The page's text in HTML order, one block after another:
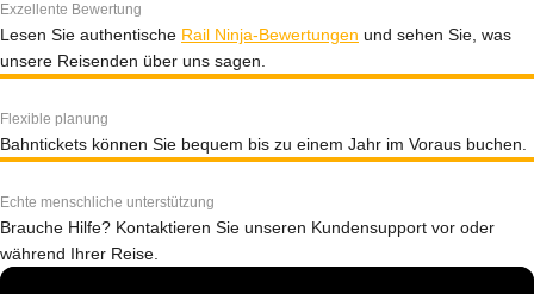
Exzellente Bewertung
Lesen Sie authentische Rail Ninja-Bewertungen und sehen Sie, was
unsere Reisenden über uns sagen.
Flexible planung
Bahntickets können Sie bequem bis zu einem Jahr im Voraus buchen.
Echte menschliche unterstützung
Brauche Hilfe? Kontaktieren Sie unseren Kundensupport vor oder
während Ihrer Reise.